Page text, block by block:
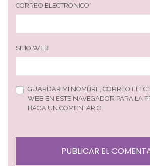
CORREO ELECTRÓNICO*
SITIO WEB
GUARDAR MI NOMBRE, CORREO
WEB EN ESTE NAVEGADOR PARA LA
HAGA UN COMENTARIO.